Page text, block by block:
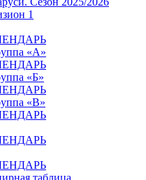
1
«А»
«Б»
«В»
таблица